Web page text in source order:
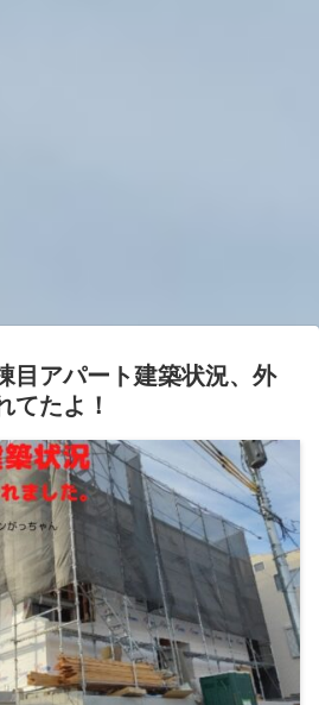
目アパート建築状況、外
てたよ！